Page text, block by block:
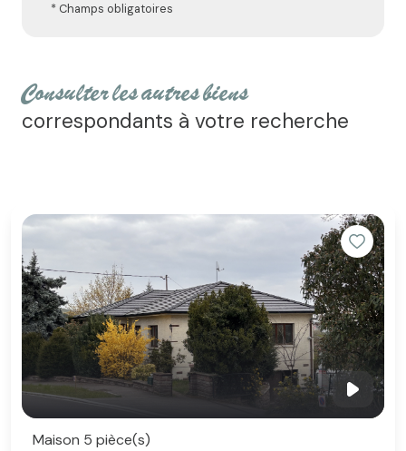
* Champs obligatoires
consulter les autres biens
correspondants à votre recherche
Maison 5 pièce(s)